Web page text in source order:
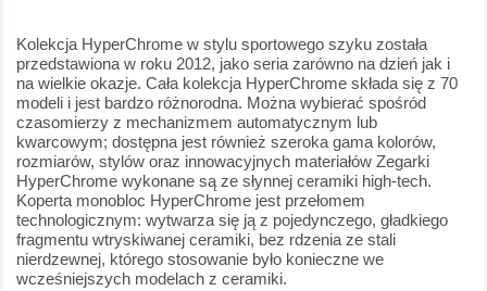
Kolekcja HyperChrome w stylu sportowego szyku została
przedstawiona w roku 2012, jako seria zarówno na dzień jak i
na wielkie okazje. Cała kolekcja HyperChrome składa się z 70
modeli i jest bardzo różnorodna. Można wybierać spośród
czasomierzy z mechanizmem automatycznym lub
kwarcowym; dostępna jest również szeroka gama kolorów,
rozmiarów, stylów oraz innowacyjnych materiałów Zegarki
HyperChrome wykonane są ze słynnej ceramiki high-tech.
Koperta monobloc HyperChrome jest przełomem
technologicznym: wytwarza się ją z pojedynczego, gładkiego
fragmentu wtryskiwanej ceramiki, bez rdzenia ze stali
nierdzewnej, którego stosowanie było konieczne we
wcześniejszych modelach z ceramiki.